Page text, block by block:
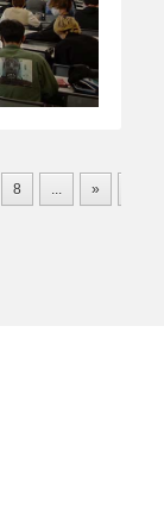
8 ... »